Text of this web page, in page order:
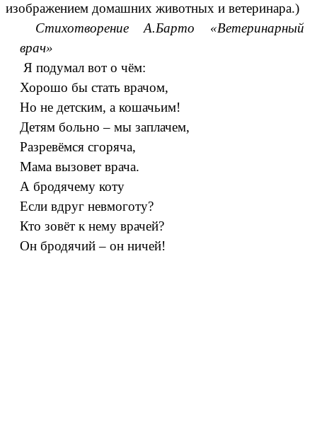
изображением домашних животных и ветеринара.)
Стихотворение А.Барто «Ветеринарный
врач»
Я подумал вот о чём:
Хорошо бы стать врачом,
Но не детским, а кошачьим!
Детям больно – мы заплачем,
Разревёмся сгоряча,
Мама вызовет врача.
А бродячему коту
Если вдруг невмоготу?
Кто зовёт к нему врачей?
Он бродячий – он ничей!